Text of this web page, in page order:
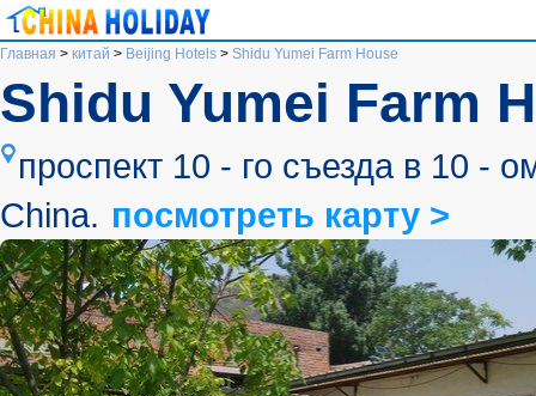
Главная > китай > Beijing Hotels > Shidu Yumei Farm House
Shidu Yumei Farm
проспект 10 - го съезда в 10 -
China. посмотреть карту >